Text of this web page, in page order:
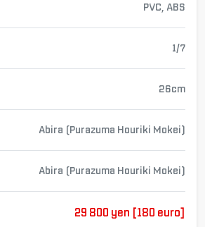
PVC, ABS
1/7
26cm
Abira (Purazuma Houriki Mokei)
Abira (Purazuma Houriki Mokei)
29 800 yen [180 euro]